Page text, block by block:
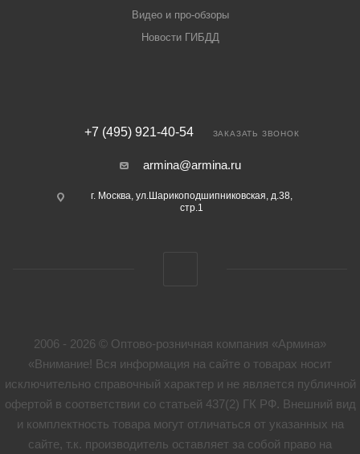
Видео и про-обзоры
Новости ГИБДД
+7 (495) 921-40-54 ЗАКАЗАТЬ ЗВОНОК
armina@armina.ru
г. Москва, ул.Шарикоподшипниковская, д.38,
стр.1
2006 - 2026 © Оптово-розничная компания «Армина»
«Внимание! Вся информация на сайте о товарах носит
исключительно справочный характер и не является публичной
офертой в соответствии со статьей 437(2) ГК РФ. Внешний вид
и комплектность товара могут отличаться от указанных на
сайте, т.к. производитель оставляет за собой право на